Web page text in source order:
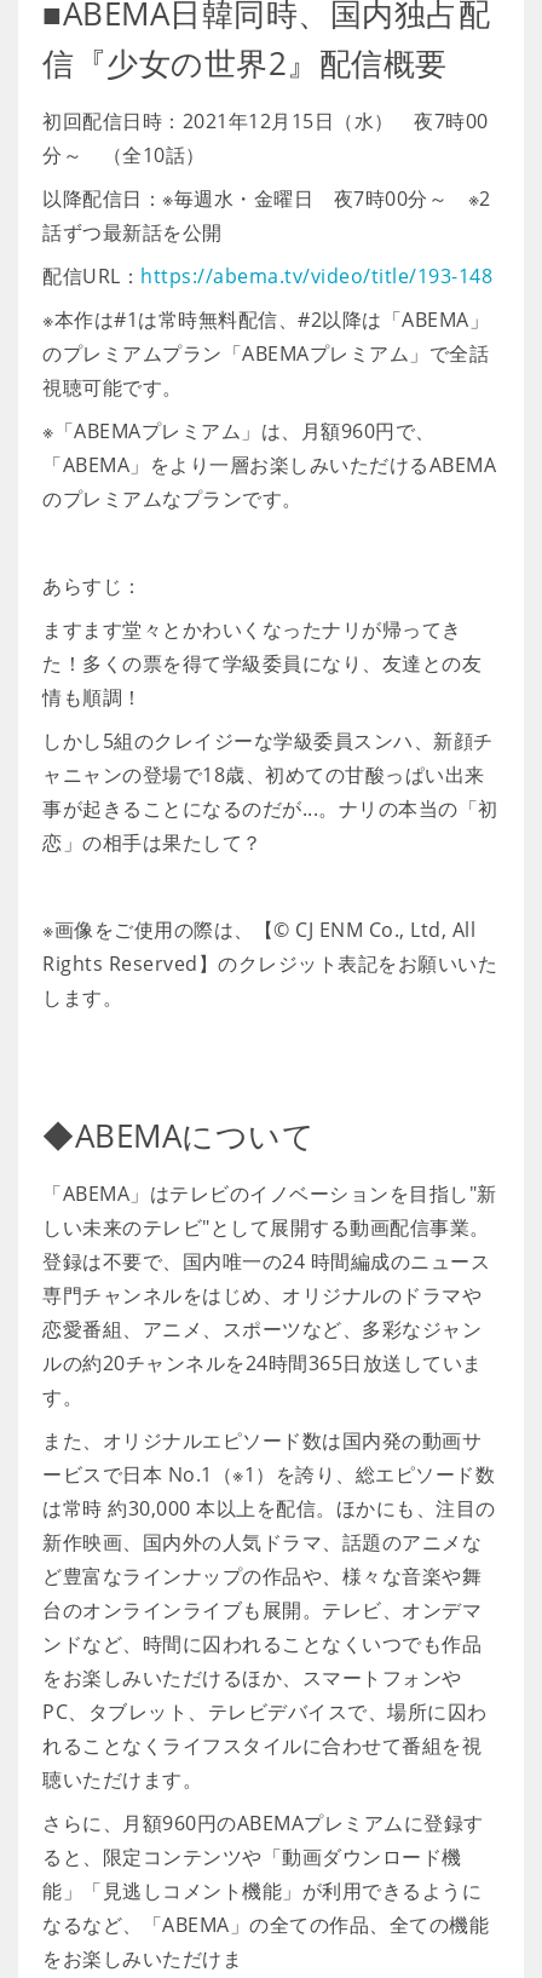
■ABEMA日韓同時、国内独占配
信『少女の世界2』配信概要
初回配信日時：2021年12月15日（水） 夜7時00
分～ （全10話）
以降配信日：※毎週水・金曜日 夜7時00分～ ※2
話ずつ最新話を公開
配信URL： https://abema.tv/video/title/193-148
※本作は#1は常時無料配信、#2以降は「ABEMA」
のプレミアムプラン「ABEMAプレミアム」で全話
視聴可能です。
※「ABEMAプレミアム」は、月額960円で、
「ABEMA」をより一層お楽しみいただけるABEMA
のプレミアムなプランです。
あらすじ：
ますます堂々とかわいくなったナリが帰ってき
た！多くの票を得て学級委員になり、友達との友
情も順調！
しかし5組のクレイジーな学級委員スンハ、新顔チ
ャニャンの登場で18歳、初めての甘酸っぱい出来
事が起きることになるのだが...。ナリの本当の「初
恋」の相手は果たして？
※画像をご使用の際は、【© CJ ENM Co., Ltd, All
Rights Reserved】のクレジット表記をお願いいた
します。
◆ABEMAについて
「ABEMA」はテレビのイノベーションを目指し"新
しい未来のテレビ"として展開する動画配信事業。
登録は不要で、国内唯一の24 時間編成のニュース
専門チャンネルをはじめ、オリジナルのドラマや
恋愛番組、アニメ、スポーツなど、多彩なジャン
ルの約20チャンネルを24時間365日放送していま
す。
また、オリジナルエピソード数は国内発の動画サ
ービスで日本 No.1（※1）を誇り、総エピソード数
は常時 約30,000 本以上を配信。ほかにも、注目の
新作映画、国内外の人気ドラマ、話題のアニメな
ど豊富なラインナップの作品や、様々な音楽や舞
台のオンラインライブも展開。テレビ、オンデマ
ンドなど、時間に囚われることなくいつでも作品
をお楽しみいただけるほか、スマートフォンや
PC、タブレット、テレビデバイスで、場所に囚わ
れることなくライフスタイルに合わせて番組を視
聴いただけます。
さらに、月額960円のABEMAプレミアムに登録す
ると、限定コンテンツや「動画ダウンロード機
能」「見逃しコメント機能」が利用できるように
なるなど、「ABEMA」の全ての作品、全ての機能
をお楽しみいただけま